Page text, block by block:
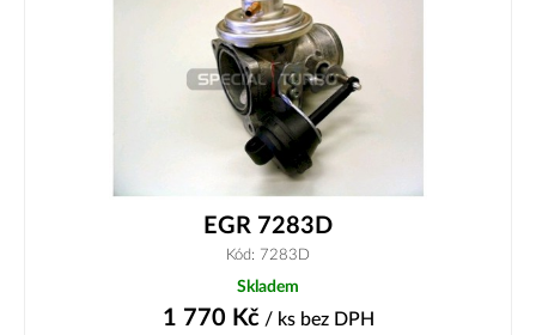
EGR 7283D
Kód: 7283D
Skladem
1 770 Kč/ ks bez DPH